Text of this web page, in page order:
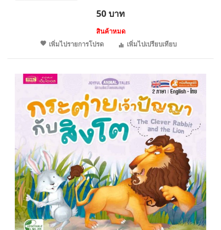
50 บาท
สินค้าหมด
เพิ่มไปรายการโปรด
เพิ่มไปเปรียบเทียบ